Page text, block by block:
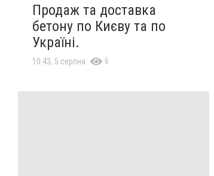
Продаж та доставка
бетону по Києву та по
Україні.
10:43, 5 серпня 6